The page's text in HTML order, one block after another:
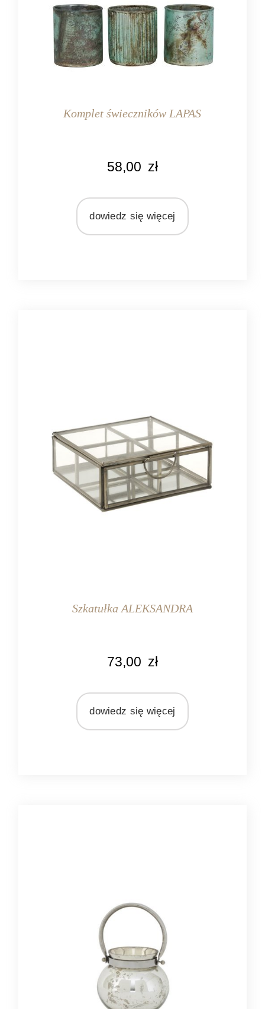
Komplet świeczników LAPAS
58,00 zł
dowiedz się więcej
Szkatułka ALEKSANDRA
Light&Living
73,00 zł
dowiedz się więcej